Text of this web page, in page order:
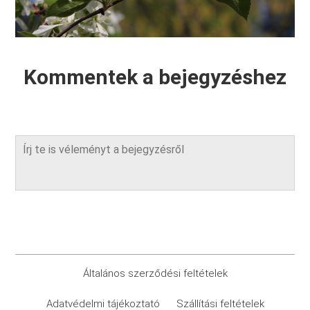
Kommentek a bejegyzéshez
Általános szerződési feltételek
Adatvédelmi tájékoztató Szállítási feltételek